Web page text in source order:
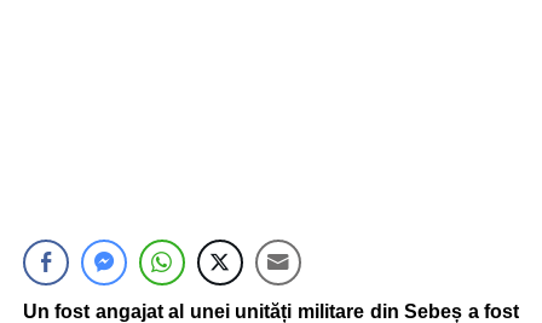
Un fost angajat al unei unități militare din Sebeș a fost